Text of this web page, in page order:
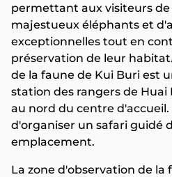
permettant aux visiteurs
majestueux éléphants et
exceptionnelles tout en
préservation de leur
de la faune de Kui Buri est
station des rangers de Huai
au nord du centre
d'organiser un safari guidé
emplacement.
La zone d'observation de